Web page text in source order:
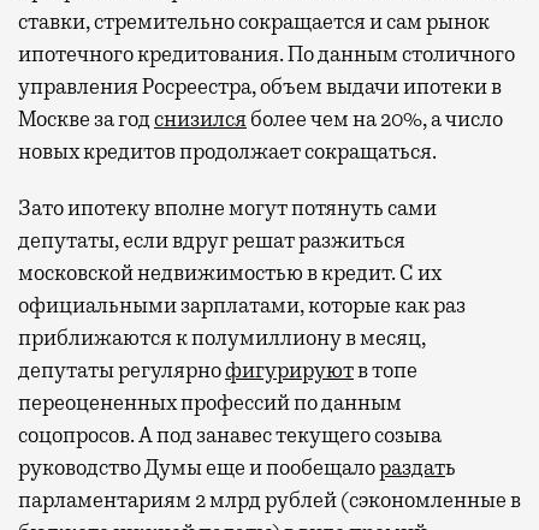
ставки, стремительно сокращается и сам рынок
ипотечного кредитования. По данным столичного
управления Росреестра, объем выдачи ипотеки в
Москве за годснизилсяболее чем на 20%, а число
новых кредитов продолжает сокращаться.
Зато ипотеку вполне могут потянуть сами
депутаты, если вдруг решат разжиться
московской недвижимостью в кредит. С их
официальными зарплатами, которые как раз
приближаются к полумиллиону в месяц,
депутаты регулярнофигурируютв топе
переоцененных профессий по данным
соцопросов. А под занавес текущего созыва
руководство Думы еще и пообещалораздать
парламентариям 2 млрд рублей (сэкономленные в